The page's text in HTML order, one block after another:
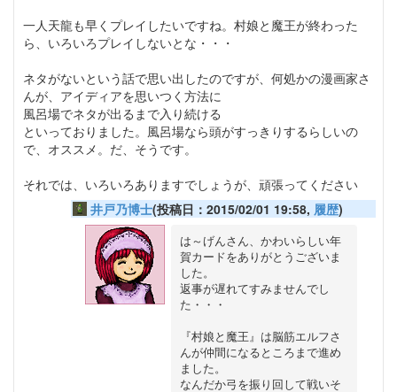
一人天龍も早くプレイしたいですね。村娘と魔王が終わった
ら、いろいろプレイしないとな・・・
ネタがないという話で思い出したのですが、何処かの漫画家さ
んが、アイディアを思いつく方法に
風呂場でネタが出るまで入り続ける
といっておりました。風呂場なら頭がすっきりするらしいの
で、オススメ。だ、そうです。
それでは、いろいろありますでしょうが、頑張ってください
井戸乃博士(投稿日：2015/02/01 19:58, 履歴)
は～げんさん、かわいらしい年
賀カードをありがとうございま
した。
返事が遅れてすみませんでし
た・・・
『村娘と魔王』は脳筋エルフさ
んが仲間になるところまで進め
ました。
なんだか弓を振り回して戦いそ